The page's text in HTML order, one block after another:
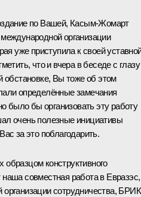
по Вашей, Касым-Жомарт
организации
уже приступила к своей
что и вчера в беседе с глазу
обстановке, Вы тоже об этом
определённые замечания
было бы организовать эту работу
очень полезные инициативы
за это поблагодарить.
конструктивного
совместная работа в Евразэс,
сотрудничества,